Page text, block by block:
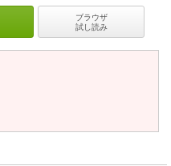
ブラウザ
試し読み